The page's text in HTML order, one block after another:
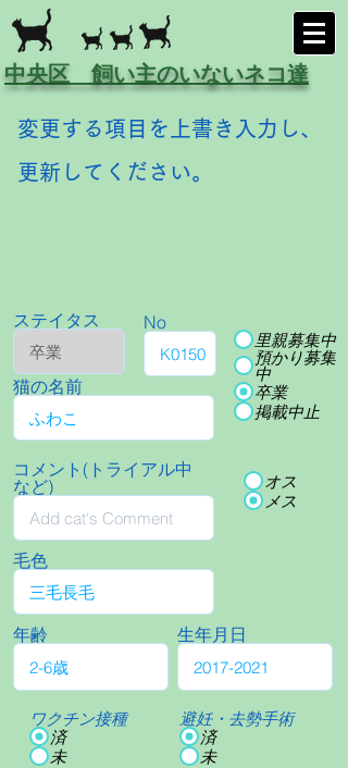
中央区 飼い主のいないネコ達
変更する項目を上書き入力し、
更新してください。
ステイタス No
猫の名前
里親募集中
預かり募集
中
卒業
掲載中止
コメント(トライアル中
など)
オス
メス
毛色
年齢
ワクチン接種
済
未
生年月日
避妊・去勢手術
済
未